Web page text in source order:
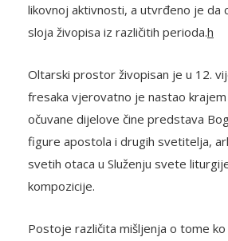
likovnoj aktivnosti, a utvrđeno je da
sloja živopisa iz različitih perioda.h
Oltarski prostor živopisan je u 12.
fresaka vjerovatno je nastao krajem
očuvane dijelove čine predstava
figure apostola i drugih svetitelja,
svetih otaca u Služenju svete
kompozicije.
Postoje različita mišljenja o tome